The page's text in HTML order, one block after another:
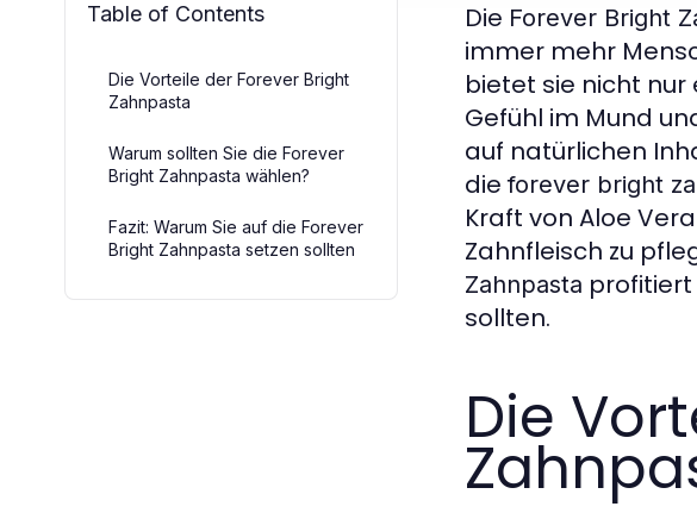
Table of Contents
Die Vorteile der Forever Bright
Zahnpasta
Warum sollten Sie die Forever
Bright Zahnpasta wählen?
Fazit: Warum Sie auf die Forever
Bright Zahnpasta setzen sollten
Die Forever Bright
immer mehr
bietet sie nicht nur
Gefühl im Mund
auf natürlichen
dieforever bright
Kraft von Aloe
Zahnfleisch zu
Zahnpasta profitiert
sollten.
Die